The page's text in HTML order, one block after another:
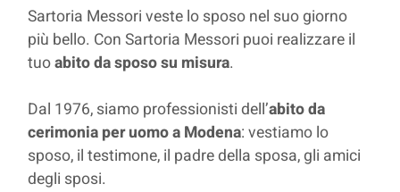
Sartoria Messori veste lo sposo nel suo giorno
più bello. Con Sartoria Messori puoi realizzare il
tuoabito da sposo su misura.
Dal 1976, siamo professionisti dell’abito da
cerimonia per uomo a Modena: vestiamo lo
sposo, il testimone, il padre della sposa, gli amici
degli sposi.